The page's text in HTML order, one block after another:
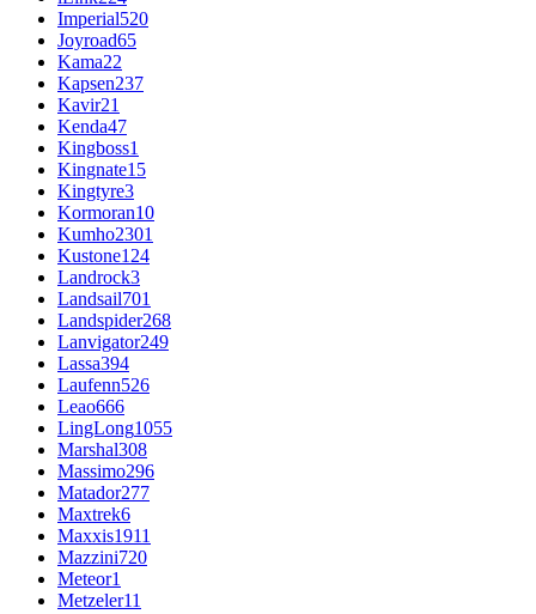
Imperial520
Joyroad65
Kama22
Kapsen237
Kavir21
Kenda47
Kingboss1
Kingnate15
Kingtyre3
Kormoran10
Kumho2301
Kustone124
Landrock3
Landsail701
Landspider268
Lanvigator249
Lassa394
Laufenn526
Leao666
LingLong1055
Marshal308
Massimo296
Matador277
Maxtrek6
Maxxis1911
Mazzini720
Meteor1
Metzeler11